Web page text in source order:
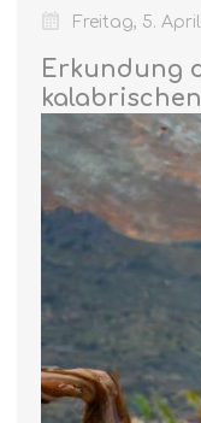
Freitag, 5.
Erkundung